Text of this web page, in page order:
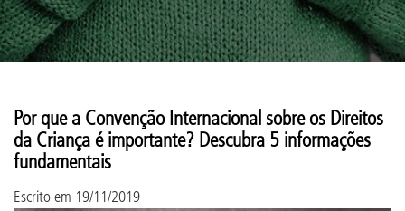
Por que a Convenção Internacional sobre os Direitos
da Criança é importante? Descubra 5 informações
fundamentais
Escrito em 19/11/2019